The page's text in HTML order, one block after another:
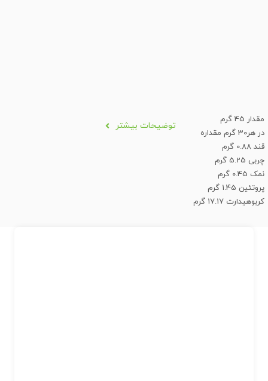
مقدار 45 گرم
در هر30 گرم مقداره
قند 0.88 گرم
چربی 5.25 گرم
نمک 0.45 گرم
پروتئین 1.45 گرم
کربوهیدارت 17.17 گرم
توضیحات بیشتر